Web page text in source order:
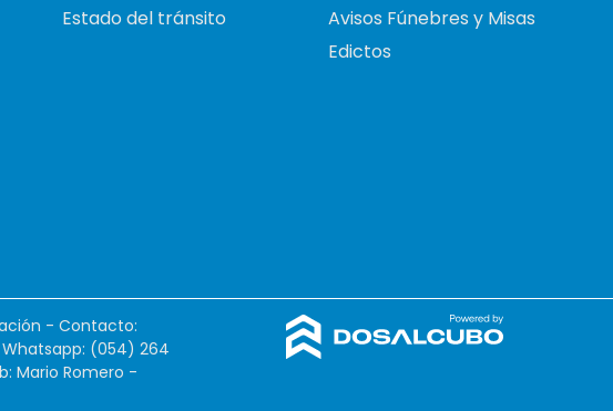
Estado del tránsito
Avisos Fúnebres y Misas
Edictos
- Contacto:
Whatsapp: (054) 264
Mario Romero -